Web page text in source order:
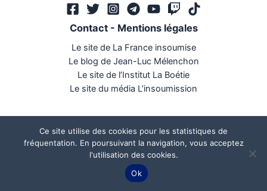
Contact- Mentions légales
Le site de La France insoumise
Le blog de Jean-Luc Mélenchon
Le site de l’Institut La Boétie
Le site du média L’insoumission
Mégaphone communication
Ce site utilise des cookies pour les statistiques de
fréquentation. En poursuivant la navigation, vous acceptez
l'utilisation des cookies.
Ok